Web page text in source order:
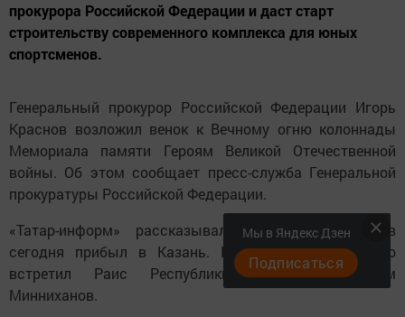
прокурора Российской Федерации и даст старт
строительству современного комплекса для юных
спортсменов.
Генеральный прокурор Российской Федерации Игорь
Краснов возложил венок к Вечному огню колоннады
Мемориала памяти Героям Великой Отечественной
войны. Об этом сообщает пресс-служба Генеральной
прокуратуры Российской Федерации.
«Татар-информ» рассказывал, что Игорь Краснов
сегодня прибыл в Казань. В аэропорту его лично
встретил Раис Республики Татарстан Рустам
Минниханов.
Мы в Яндекс Дзен
Подписаться